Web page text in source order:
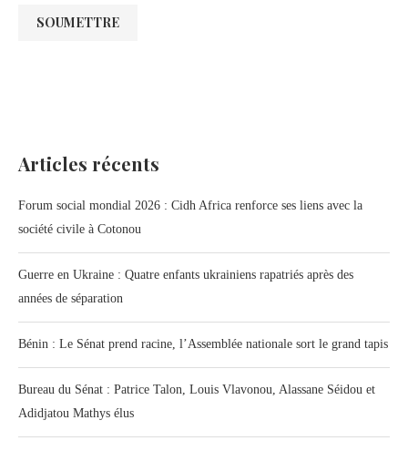
Articles récents
Forum social mondial 2026 : Cidh Africa renforce ses liens avec la
société civile à Cotonou
Guerre en Ukraine : Quatre enfants ukrainiens rapatriés après des
années de séparation
Bénin : Le Sénat prend racine, l’Assemblée nationale sort le grand tapis
Bureau du Sénat : Patrice Talon, Louis Vlavonou, Alassane Séidou et
Adidjatou Mathys élus